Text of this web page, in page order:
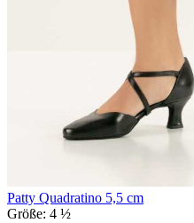
Patty Quadratino 5,5 cm
Größe: 4 ½